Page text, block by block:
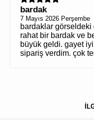
bardak
7 Mayıs 2026 Perşembe
bardaklar
rahat bir bardak ve
büyük geldi. gayet
sipariş verdim. çok